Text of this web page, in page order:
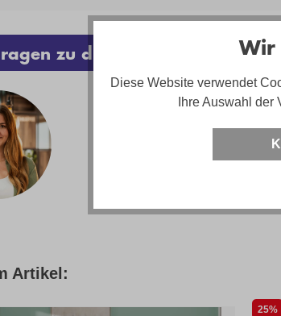
zu diesem Produkt?
Artikel:
25%
Wir
Diese Website verwendet
Ihre Auswahl